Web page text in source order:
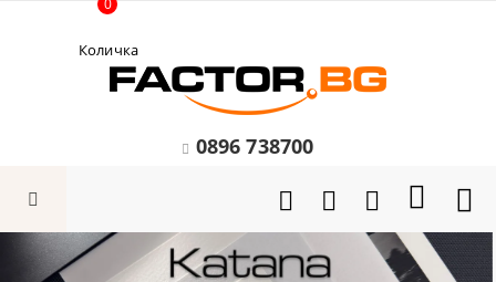
Количка
0
0896 738700